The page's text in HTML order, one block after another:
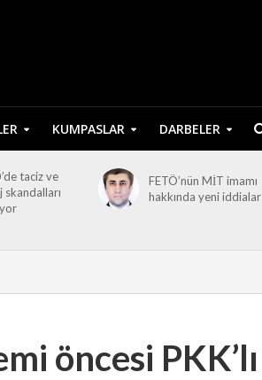
KUMPASLAR DARBELER
taciz ve
skandalları
FETÖ’nün MİT imamı
hakkında yeni iddialar
öncesi PKK’lı